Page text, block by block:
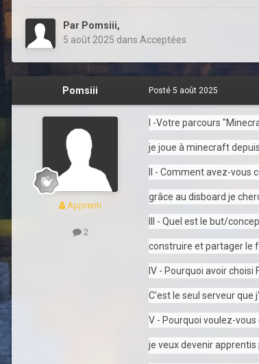
Par Pomsiii,
5 août 2025 dans Acceptées
Pomsiii
Apprenti
2
Posté 5 août 2025
I -Votre parcours
je joue à minecraft
II - Comment avez-vous
grâce au disboard je
III - Quel est le but/
construire et partager le
IV - Pourquoi avoir choisi
C'est le seul serveur
V - Pourquoi voulez-
je veux devenir